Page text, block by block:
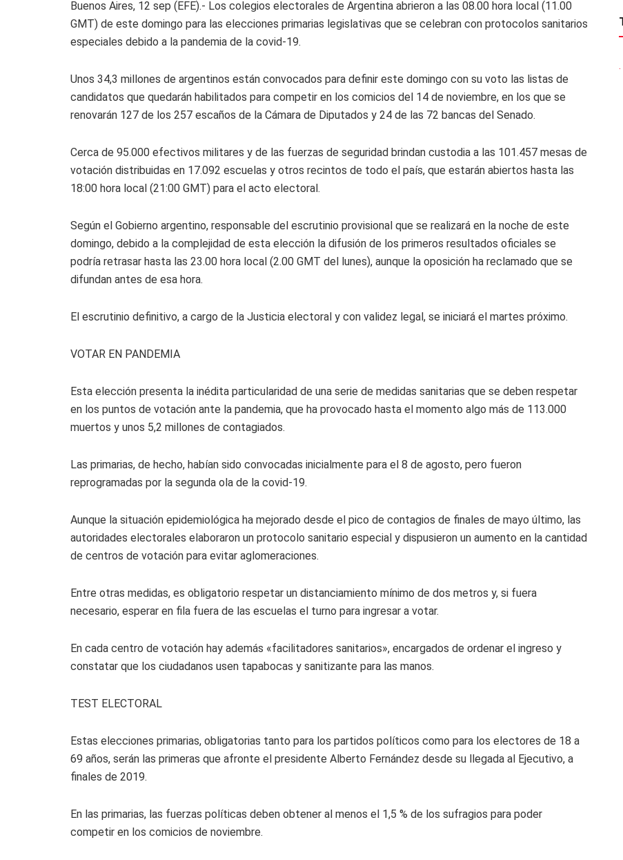
Buenos Aires, 12 sep (EFE).- Los colegios electorales de Argentina abrieron a las 08.00 hora local (11.00
GMT) de este domingo para las elecciones primarias legislativas que se celebran con protocolos sanitarios
especiales debido a la pandemia de la covid-19.
Unos 34,3 millones de argentinos están convocados para definir este domingo con su voto las listas de
candidatos que quedarán habilitados para competir en los comicios del 14 de noviembre, en los que se
renovarán 127 de los 257 escaños de la Cámara de Diputados y 24 de las 72 bancas del Senado.
Cerca de 95.000 efectivos militares y de las fuerzas de seguridad brindan custodia a las 101.457 mesas de
votación distribuidas en 17.092 escuelas y otros recintos de todo el país, que estarán abiertos hasta las
18:00 hora local (21:00 GMT) para el acto electoral.
Según el Gobierno argentino, responsable del escrutinio provisional que se realizará en la noche de este
domingo, debido a la complejidad de esta elección la difusión de los primeros resultados oficiales se
podría retrasar hasta las 23.00 hora local (2.00 GMT del lunes), aunque la oposición ha reclamado que se
difundan antes de esa hora.
El escrutinio definitivo, a cargo de la Justicia electoral y con validez legal, se iniciará el martes próximo.
VOTAR EN PANDEMIA
Esta elección presenta la inédita particularidad de una serie de medidas sanitarias que se deben respetar
en los puntos de votación ante la pandemia, que ha provocado hasta el momento algo más de 113.000
muertos y unos 5,2 millones de contagiados.
Las primarias, de hecho, habían sido convocadas inicialmente para el 8 de agosto, pero fueron
reprogramadas por la segunda ola de la covid-19.
Aunque la situación epidemiológica ha mejorado desde el pico de contagios de finales de mayo último, las
autoridades electorales elaboraron un protocolo sanitario especial y dispusieron un aumento en la cantidad
de centros de votación para evitar aglomeraciones.
Entre otras medidas, es obligatorio respetar un distanciamiento mínimo de dos metros y, si fuera
necesario, esperar en fila fuera de las escuelas el turno para ingresar a votar.
En cada centro de votación hay además «facilitadores sanitarios», encargados de ordenar el ingreso y
constatar que los ciudadanos usen tapabocas y sanitizante para las manos.
TEST ELECTORAL
Estas elecciones primarias, obligatorias tanto para los partidos políticos como para los electores de 18 a
69 años, serán las primeras que afronte el presidente Alberto Fernández desde su llegada al Ejecutivo, a
finales de 2019.
En las primarias, las fuerzas políticas deben obtener al menos el 1,5 % de los sufragios para poder
competir en los comicios de noviembre.